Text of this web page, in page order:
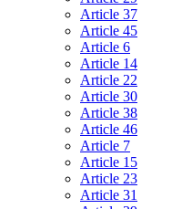
Article 37
Article 45
Article 6
Article 14
Article 22
Article 30
Article 38
Article 46
Article 7
Article 15
Article 23
Article 31